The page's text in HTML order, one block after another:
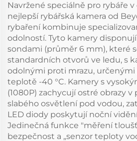
Navržené speciálně pro rybáře
nejlepší rybářská kamera od
rybaření kombinuje
odolností. Tyto kamery
sondami (průměr 6 mm), které
standardních otvorů ve ledu, s
odolnými proti mrazu, určenými
teplotě -40 °C. Kamery s
(1080P) zachycují ostré obrazy
slabého osvětlení pod vodou,
LED diody poskytují noční
Jedinečná funkce "měření
bezpečnost a „senzor teploty